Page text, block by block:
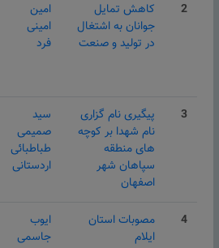
2
کاهش تمایل
جوانان‌ به اشتغال
در تولید و صنعت
امین
امینی
فرد
3
پیگیری نام گزاری
نام شهدا بر کوچه
های منطقه
سپاهان شهر
اصفهان
سید
صمیمی
طباطبائی
اردستانی
4
مصوبات استان
ایلام
ایوب
جاسمی